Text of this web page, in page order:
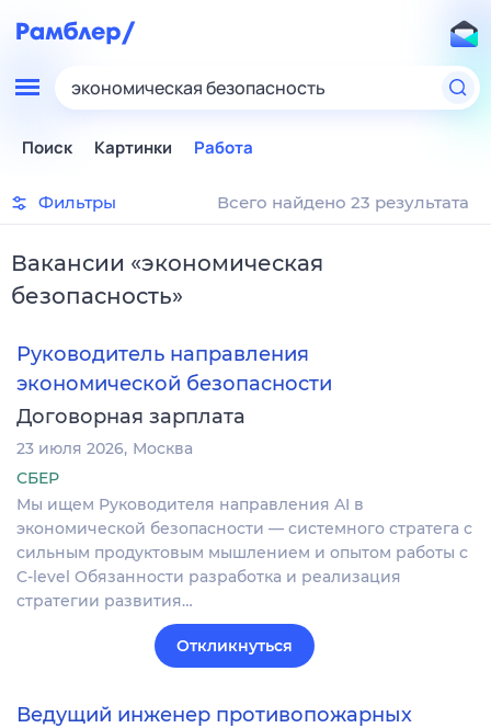
экономическая безопасность
Поиск Картинки Работа
Фильтры Всего найдено 23 результата
Вакансии «экономическая
безопасность»
Руководитель направления
экономической безопасности
Договорная зарплата
23 июля 2026 Москва
СБЕР
Мы ищем Руководителя направления AI в
экономической безопасности — системного стратега с
сильным продуктовым мышлением и опытом работы с
C-level Обязанности разработка и реализация
стратегии развития…
Откликнуться
Ведущий инженер противопожарных